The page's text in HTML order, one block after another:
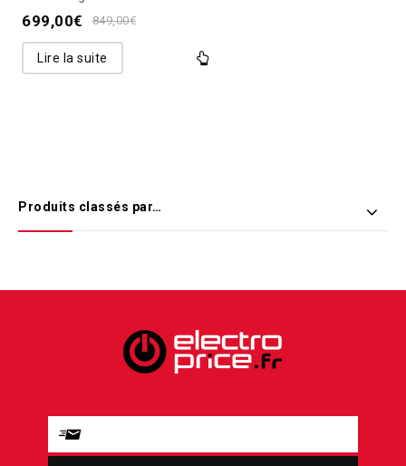
849,00€
699,00€
Lire la suite
Produits classés par…